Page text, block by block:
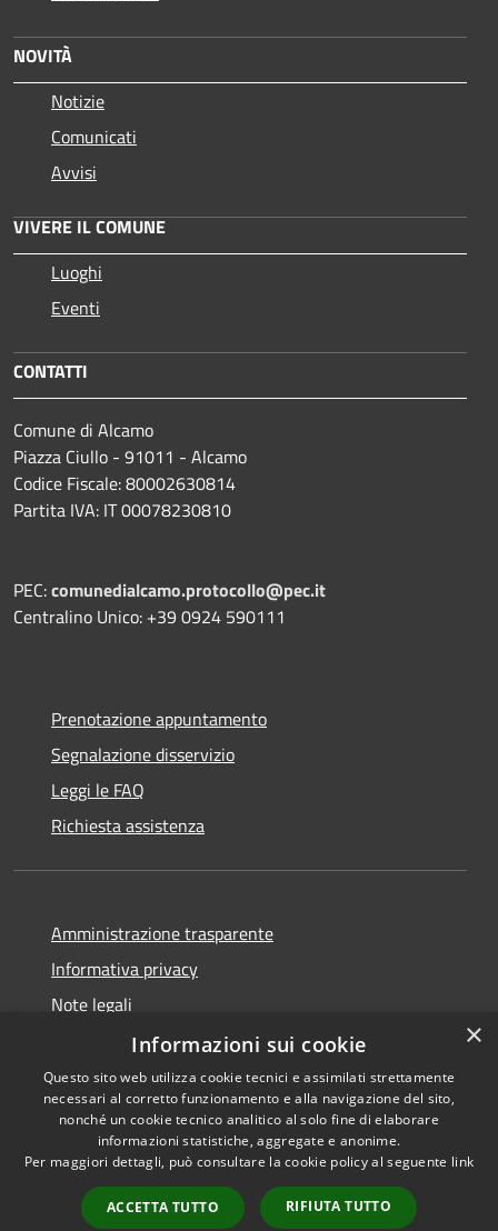
NOVITÀ
Notizie
Comunicati
Avvisi
VIVERE IL COMUNE
Luoghi
Eventi
CONTATTI
Comune di Alcamo
Piazza Ciullo - 91011 - Alcamo
Codice Fiscale: 80002630814
Partita IVA: IT 00078230810
PEC:comunedialcamo.protocollo@pec.it
Centralino Unico: +39 0924 590111
Prenotazione appuntamento
Segnalazione disservizio
Leggi le FAQ
Richiesta assistenza
Amministrazione trasparente
Informativa privacy
Note legali
Dichiarazione di accessibilità
RSS
Accessibilità
Copyright © 2026 • Comune di
Alcamo • Powered by
Municipium•
Accesso
×
Informazioni sui cookie
Questo sito web utilizza cookie tecnici e assimilati strettamente
necessari al corretto funzionamento e alla navigazione del sito,
nonché un cookie tecnico analitico al solo fine di elaborare
informazioni statistiche, aggregate e anonime.
Per maggiori dettagli, può consultare la cookie policy al seguente link
ACCETTA TUTTO RIFIUTA TUTTO